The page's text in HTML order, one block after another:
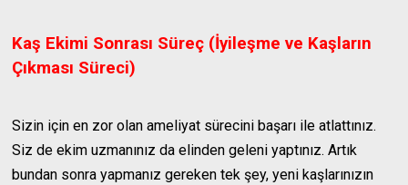
Kaş Ekimi Sonrası Süreç (İyileşme ve Kaşların
Çıkması Süreci)
Sizin için en zor olan ameliyat sürecini başarı ile atlattınız.
Siz de ekim uzmanınız da elinden geleni yaptınız. Artık
bundan sonra yapmanız gereken tek şey, yeni kaşlarınızın